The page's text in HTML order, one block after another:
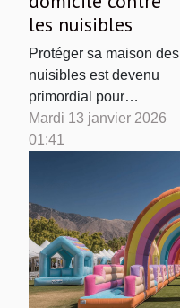
les nuisibles
Protéger sa maison des
nuisibles est devenu
primordial pour
préserver la santé et le
bien-être de tous les
durables permet non
seulement de limiter
leur apparition, mais
également de respecter
l’environnement.
Mardi 13 janvier 2026
01:41